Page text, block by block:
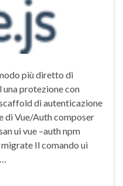
più diretto di
protezione con
di autenticazione
di Vue/Auth composer
ui vue –auth npm
Il comando ui